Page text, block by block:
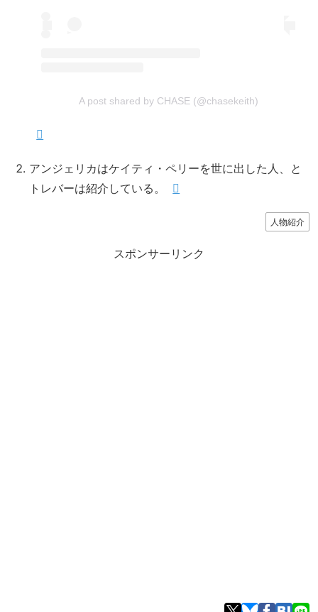
A post shared by CHASE (@chasekeith)
アンジェリカはケイティ・ペリーを世に出した人、と
トレバーは紹介している。
人物紹介
スポンサーリンク